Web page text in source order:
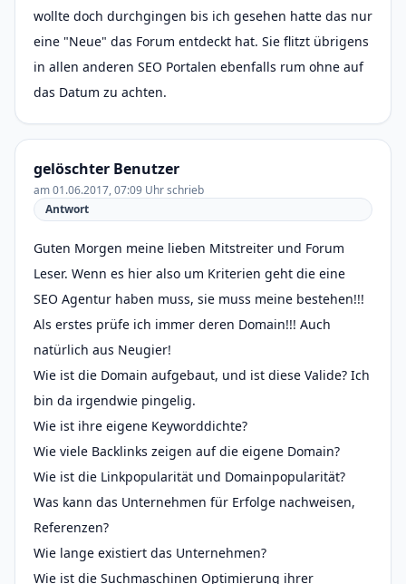
wollte doch durchgingen bis ich gesehen hatte das nur
eine "Neue" das Forum entdeckt hat. Sie flitzt übrigens
in allen anderen SEO Portalen ebenfalls rum ohne auf
das Datum zu achten.
gelöschter Benutzer
am 01.06.2017, 07:09 Uhr schrieb
Antwort
Guten Morgen meine lieben Mitstreiter und Forum
Leser. Wenn es hier also um Kriterien geht die eine
SEO Agentur haben muss, sie muss meine bestehen!!!
Als erstes prüfe ich immer deren Domain!!! Auch
natürlich aus Neugier!
Wie ist die Domain aufgebaut, und ist diese Valide? Ich
bin da irgendwie pingelig.
Wie ist ihre eigene Keyworddichte?
Wie viele Backlinks zeigen auf die eigene Domain?
Wie ist die Linkpopularität und Domainpopularität?
Was kann das Unternehmen für Erfolge nachweisen,
Referenzen?
Wie lange existiert das Unternehmen?
Wie ist die Suchmaschinen Optimierung ihrer